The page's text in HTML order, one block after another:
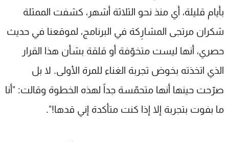
بأيام قليلة، أي منذ نحو الثلاثة أشهر، كشفت الممثلة
شكران مرتجى المشارِكة في البرنامج، لموقعنا في حديث
حصري، أنها ليست متخوّفة أو قلقة بشأن هذا القرار
الذي اتخذته بخوض تجربة الغناء للمرة الأولى. لا بل
صرّحت حينها أنها متحمّسة جداً لهذه الخطوة وقالت: "أنا
ما بفوت بتجربة إلا إذا كنت متأكدة إني قدها!".
عن MTV
الإنـتـاج
لاعلاناتكم
وظائف
تواصل معنا
شروط الإسـتخدام
سياسة الخصوصية